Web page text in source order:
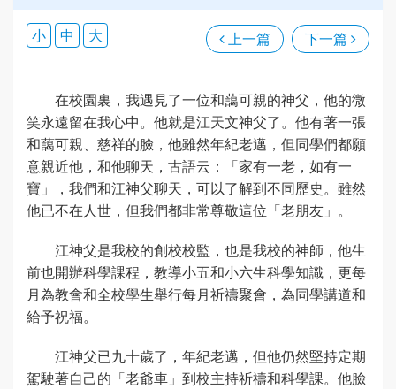
上一篇 下一篇
小 中 大
在校園裏，我遇見了一位和藹可親的神父，他的微
笑永遠留在我心中。他就是江天文神父了。他有著一張
和藹可親、慈祥的臉，他雖然年紀老邁，但同學們都願
意親近他，和他聊天，古語云：「家有一老，如有一
寶」，我們和江神父聊天，可以了解到不同歷史。雖然
他已不在人世，但我們都非常尊敬這位「老朋友」。
江神父是我校的創校校監，也是我校的神師，他生
前也開辦科學課程，教導小五和小六生科學知識，更每
月為教會和全校學生舉行每月祈禱聚會，為同學講道和
給予祝福。
江神父已九十歲了，年紀老邁，但他仍然堅持定期
駕駛著自己的「老爺車」到校主持祈禱和科學課。他臉